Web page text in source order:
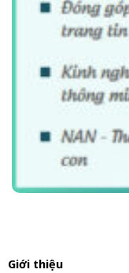
Giới thiệu